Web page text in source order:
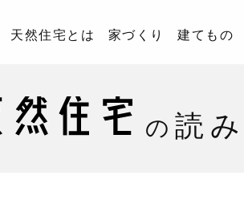
天然住宅とは 家づくり 建てもの
の読